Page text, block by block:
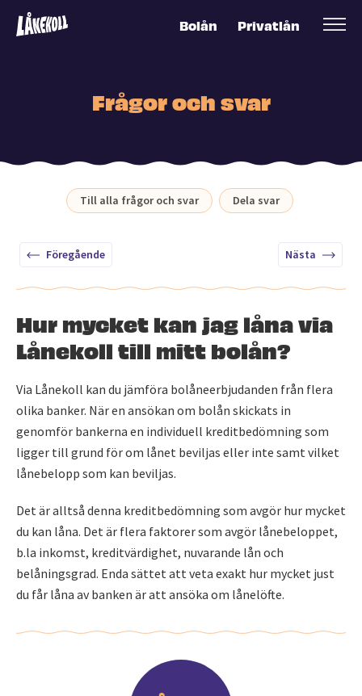
Bolån Privatlån
Frågor och svar
Till alla frågor och svar Dela svar
Föregående Nästa
Hur mycket kan jag låna via
Lånekoll till mitt bolån?
Via Lånekoll kan du jämföra bolåneerbjudanden från flera
olika banker. När en ansökan om bolån skickats in
genomför bankerna en individuell kreditbedömning som
ligger till grund för om lånet beviljas eller inte samt vilket
lånebelopp som kan beviljas.
Det är alltså denna kreditbedömning som avgör hur mycket
du kan låna. Det är flera faktorer som avgör lånebeloppet,
b.la inkomst, kreditvärdighet, nuvarande lån och
belåningsgrad. Enda sättet att veta exakt hur mycket just
du får låna av banken är att ansöka om lånelöfte.